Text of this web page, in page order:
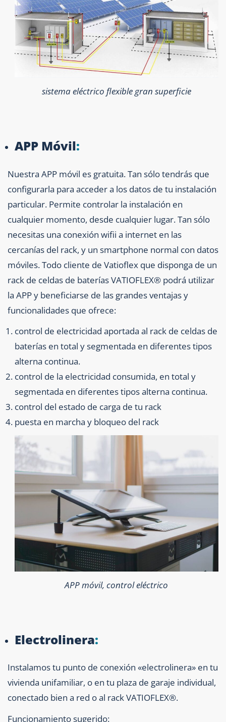
sistema eléctrico flexible gran superficie
APP Móvil:
Nuestra APP móvil es gratuita. Tan sólo tendrás que
configurarla para acceder a los datos de tu instalación
particular. Permite controlar la instalación en
cualquier momento, desde cualquier lugar. Tan sólo
necesitas una conexión wifii a internet en las
cercanías del rack, y un smartphone normal con datos
móviles. Todo cliente de Vatioflex que disponga de un
rack de celdas de baterías VATIOFLEX® podrá utilizar
la APP y beneficiarse de las grandes ventajas y
funcionalidades que ofrece:
control de electricidad aportada al rack de celdas de
baterías en total y segmentada en diferentes tipos
alterna continua.
control de la electricidad consumida, en total y
segmentada en diferentes tipos alterna continua.
control del estado de carga de tu rack
puesta en marcha y bloqueo del rack
APP móvil, control eléctrico
Electrolinera:
Instalamos tu punto de conexión «electrolinera» en tu
vivienda unifamiliar, o en tu plaza de garaje individual,
conectado bien a red o al rack VATIOFLEX®.
Funcionamiento sugerido: